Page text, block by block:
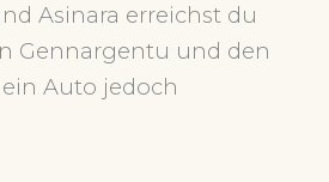
Asinara erreichst du
Gennargentu und den
Auto jedoch